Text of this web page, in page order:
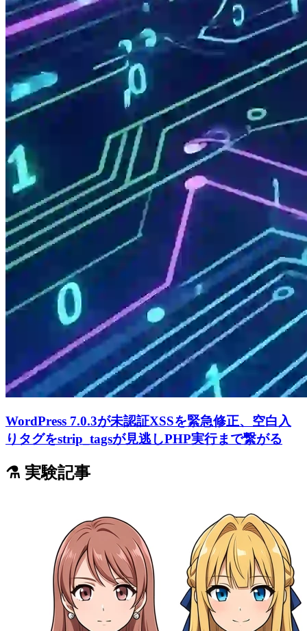
WordPress 7.0.3が未認証XSSを緊急修正、空白入
りタグをstrip_tagsが見逃しPHP実行まで繋がる
⚗️ 実験記事